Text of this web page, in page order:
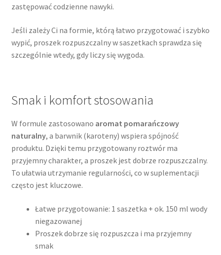
zastępować codzienne nawyki.
Jeśli zależy Ci na formie, którą łatwo przygotować i szybko
wypić, proszek rozpuszczalny w saszetkach sprawdza się
szczególnie wtedy, gdy liczy się wygoda.
Smak i komfort stosowania
W formule zastosowano aromat pomarańczowy
naturalny, a barwnik (karoteny) wspiera spójność
produktu. Dzięki temu przygotowany roztwór ma
przyjemny charakter, a proszek jest dobrze rozpuszczalny.
To ułatwia utrzymanie regularności, co w suplementacji
często jest kluczowe.
Łatwe przygotowanie: 1 saszetka + ok. 150 ml wody
niegazowanej
Proszek dobrze się rozpuszcza i ma przyjemny
smak